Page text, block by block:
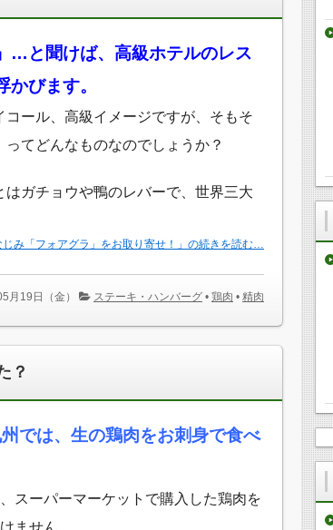
…と聞けば、高級ホテルのレス
かびます。
コール、高級イメージですが、そもそ
ってどんなものなのでしょうか？
はガチョウや鴨のレバーで、世界三大
じみ「フォアグラ」をお取り寄せ！」の続きを読む…
月19日（金） ステーキ・ハンバーグ • 鶏肉 • 精肉
？
では、生の鶏肉をお刺身で食べ
スーパーマーケットで購入した鶏肉を
ません。